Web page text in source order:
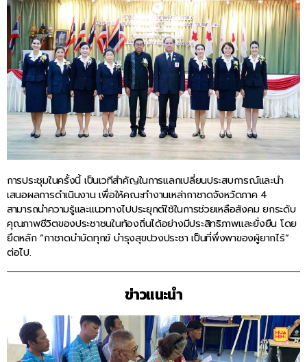
การประชุมในครั้งนี้ เป็นเวทีสำคัญในการแลกเปลี่ยนประสบการณ์และนำ
เสนอผลการดำเนินงาน เพื่อให้คณะทำงานเหล่ากาชาดจังหวัดภาค 4
สามารถนำความรู้และแนวทางไปประยุกต์ใช้ในการช่วยเหลือสังคม ยกระดับ
คุณภาพชีวิตของประชาชนในท้องถิ่นได้อย่างมีประสิทธิภาพและยั่งยืน โดย
ยึดหลัก “กาชาดบำบัดทุกข์ บำรุงสุขปวงประชา เป็นที่พึ่งพาของผู้ยากไร้”
ต่อไป.
ข่าวแนะนำ